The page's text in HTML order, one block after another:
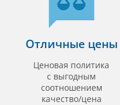
Отличные цены
Ценовая политика
с выгодным
соотношением
качество/цена